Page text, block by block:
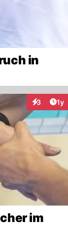
in
3 1y
im